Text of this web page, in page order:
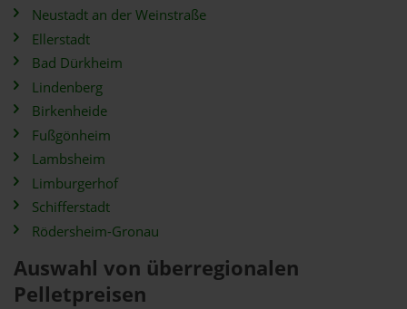
Neustadt an der Weinstraße
Ellerstadt
Bad Dürkheim
Lindenberg
Birkenheide
Fußgönheim
Lambsheim
Limburgerhof
Schifferstadt
Rödersheim-Gronau
Auswahl von überregionalen
Pelletpreisen